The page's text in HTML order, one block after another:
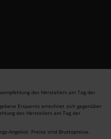
des Herstellers am Tag der
Ersparnis errechnet sich gegenüber
des Herstellers am Tag der
Angebot. Preise sind Bruttopreise.